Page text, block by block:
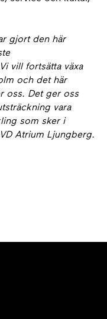
gjort den här
vill fortsätta växa
och det här
oss. Det ger oss
vara
som sker i
Atrium Ljungberg.